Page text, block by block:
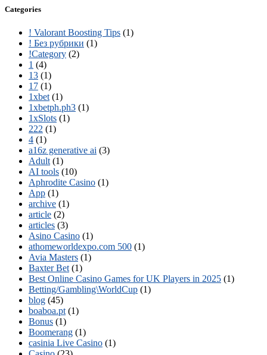
Categories
! Valorant Boosting Tips (1)
! Без рубрики (1)
!Category (2)
1 (4)
13 (1)
17 (1)
1xbet (1)
1xbetph.ph3 (1)
1xSlots (1)
222 (1)
4 (1)
a16z generative ai (3)
Adult (1)
AI tools (10)
Aphrodite Casino (1)
App (1)
archive (1)
article (2)
articles (3)
Asino Casino (1)
athomeworldexpo.com 500 (1)
Avia Masters (1)
Baxter Bet (1)
Best Online Casino Games for UK Players in 2025 (1)
Betting/Gambling\WorldCup (1)
blog (45)
boaboa.pt (1)
Bonus (1)
Boomerang (1)
casinia Live Casino (1)